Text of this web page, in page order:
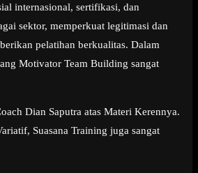
internasional, sertifikasi, dan
sektor, memperkuat legitimasi dan
pelatihan berkualitas. Dalam
Motivator Team Building sangat
Dian Saputra atas Materi Kerennya.
Suasana Training juga sangat